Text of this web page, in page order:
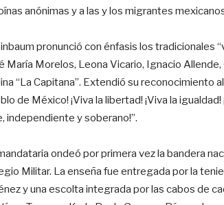
anónimas y a las y los migrantes
pronunció con énfasis los tradicionales
María Morelos, Leona Vicario, Ignacio
“La Capitana”. Extendió su reconocimiento
de México! ¡Viva la libertad! ¡Viva la
independiente y soberano!”.
ondeó por primera vez la bandera
Militar. La enseña fue entregada por la
y una escolta integrada por las cabos de